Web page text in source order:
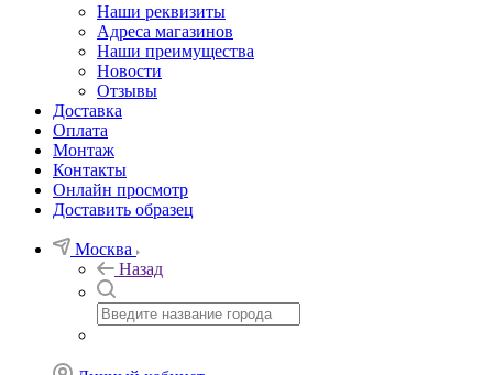
Наши реквизиты
Адреса магазинов
Наши преимущества
Новости
Отзывы
Доставка
Оплата
Монтаж
Контакты
Онлайн просмотр
Доставить образец
Москва
Назад